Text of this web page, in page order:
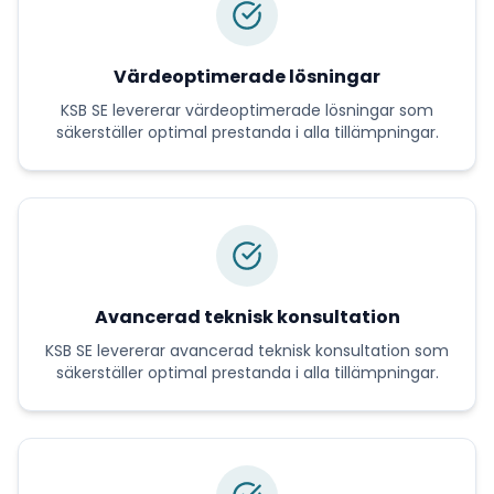
Värdeoptimerade lösningar
KSB SE levererar värdeoptimerade lösningar som
säkerställer optimal prestanda i alla tillämpningar.
Avancerad teknisk konsultation
KSB SE levererar avancerad teknisk konsultation som
säkerställer optimal prestanda i alla tillämpningar.